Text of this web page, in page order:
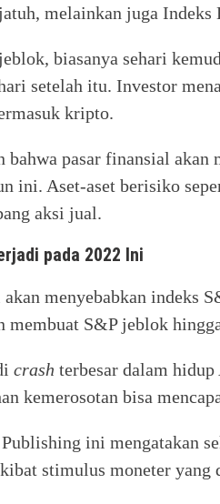
melainkan juga
biasanya sehari
setelah itu. Investor
kripto.
bahwa pasar finansial akan
ini. Aset-aset berisiko
aksi jual.
pada 2022 Ini
menyebabkan indeks
membuat S&P jeblok
crash terbesar dalam
kemerosotan bisa
ini mengatakan
stimulus moneter